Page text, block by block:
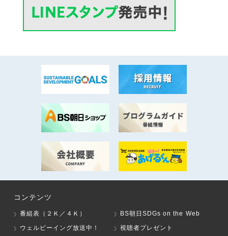
コンテンツ
番組表（２Ｋ／４Ｋ）
BS朝日SDGs on the Web
ウェルビーイング放送中！
視聴者プレゼント